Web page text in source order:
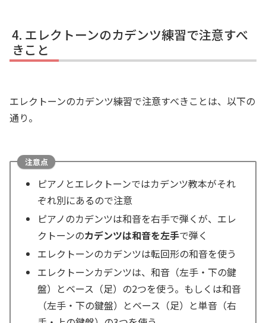
エレクトーンのカデンツ練習で注意すべ
きこと
エレクトーンのカデンツ練習で注意すべきことは、以下の
通り。
注意点
ピアノとエレクトーンではカデンツ教本がそれ
ぞれ別にあるので注意
ピアノのカデンツは和音を右手で弾くが、エレ
クトーンのカデンツは和音を左手で弾く
エレクトーンのカデンツは転回形の和音を使う
エレクトーンカデンツは、和音（左手・下の鍵
盤）とベース（足）の2つを使う。もしくは和音
（左手・下の鍵盤）とベース（足）と単音（右